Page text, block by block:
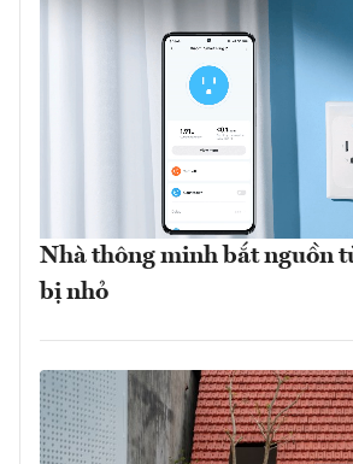
Nhà thông minh bắt nguồn
bị nhỏ